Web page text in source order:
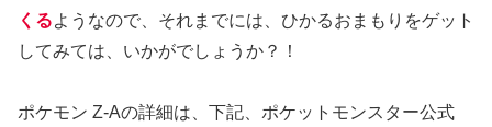
くるようなので、それまでには、ひかるおまもりをゲット
してみては、いかがでしょうか？！
ポケモン Z-Aの詳細は、下記、ポケットモンスター公式